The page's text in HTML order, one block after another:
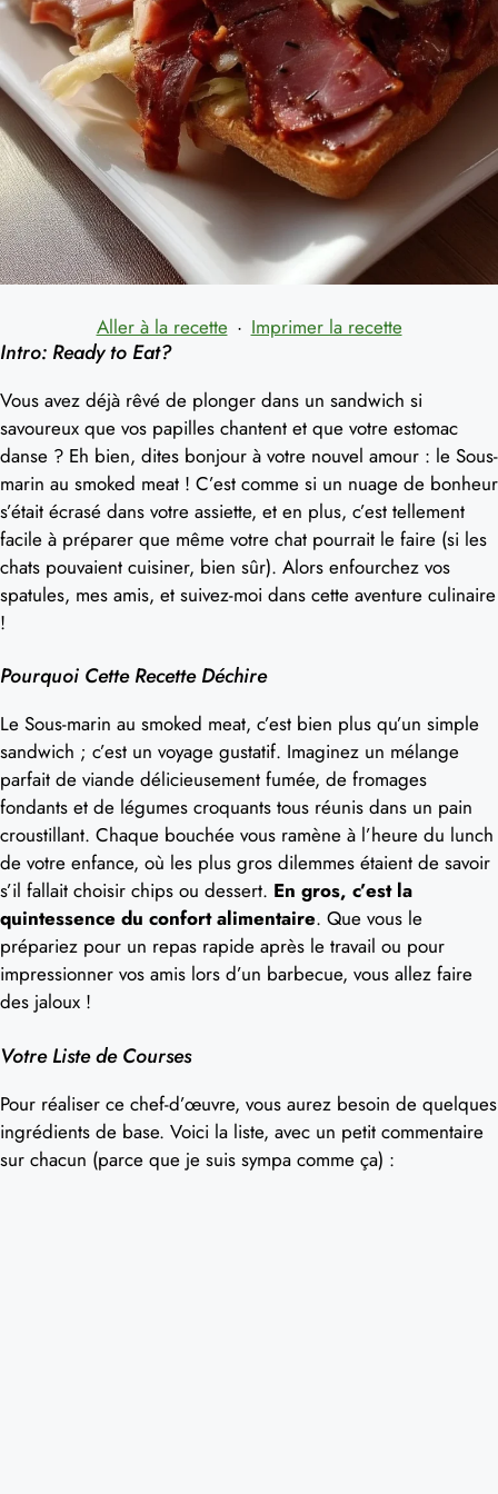
Aller à la recette · Imprimer la recette
Intro: Ready to Eat?
Vous avez déjà rêvé de plonger dans un sandwich si
savoureux que vos papilles chantent et que votre estomac
danse ? Eh bien, dites bonjour à votre nouvel amour : le Sous-
marin au smoked meat ! C’est comme si un nuage de bonheur
s’était écrasé dans votre assiette, et en plus, c’est tellement
facile à préparer que même votre chat pourrait le faire (si les
chats pouvaient cuisiner, bien sûr). Alors enfourchez vos
spatules, mes amis, et suivez-moi dans cette aventure culinaire
!
Pourquoi Cette Recette Déchire
Le Sous-marin au smoked meat, c’est bien plus qu’un simple
sandwich ; c’est un voyage gustatif. Imaginez un mélange
parfait de viande délicieusement fumée, de fromages
fondants et de légumes croquants tous réunis dans un pain
croustillant. Chaque bouchée vous ramène à l’heure du lunch
de votre enfance, où les plus gros dilemmes étaient de savoir
s’il fallait choisir chips ou dessert. En gros, c’est la
quintessence du confort alimentaire. Que vous le
prépariez pour un repas rapide après le travail ou pour
impressionner vos amis lors d’un barbecue, vous allez faire
des jaloux !
Votre Liste de Courses
Pour réaliser ce chef-d’œuvre, vous aurez besoin de quelques
ingrédients de base. Voici la liste, avec un petit commentaire
sur chacun (parce que je suis sympa comme ça) :